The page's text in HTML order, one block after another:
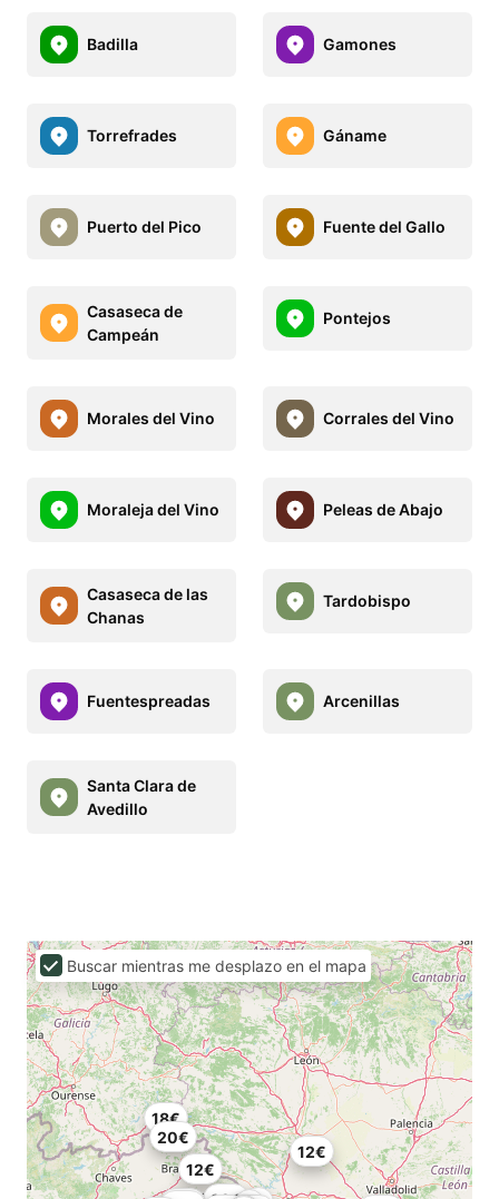
Badilla Gamones
Torrefrades Gáname
Puerto del Pico Fuente del Gallo
Casaseca de
Campeán
Pontejos
Morales del Vino Corrales del Vino
Moraleja del Vino Peleas de Abajo
Casaseca de las
Chanas
Tardobispo
Fuentespreadas Arcenillas
Santa Clara de
Avedillo
12€
12€
18€
20€
Buscar mientras me desplazo en el mapa